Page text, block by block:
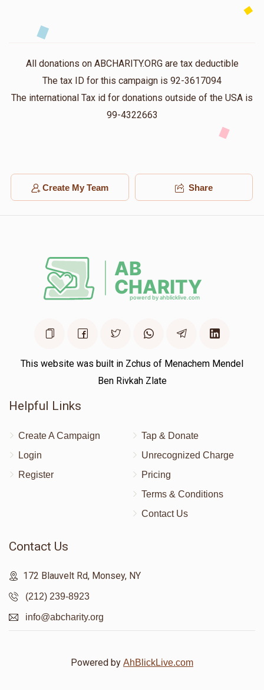
All donations on ABCHARITY.ORG are tax deductible
The tax ID for this campaign is 92-3617094
The international Tax id for donations outside of the USA is
99-4322663
Create My Team Share
This website was built in Zchus of Menachem Mendel
Ben Rivkah Zlate
Helpful Links
Create A Campaign
Login
Register
Tap & Donate
Unrecognized Charge
Pricing
Terms & Conditions
Contact Us
Contact Us
172 Blauvelt Rd, Monsey, NY
(212) 239-8923
info@abcharity.org
Powered by AhBlickLive.com